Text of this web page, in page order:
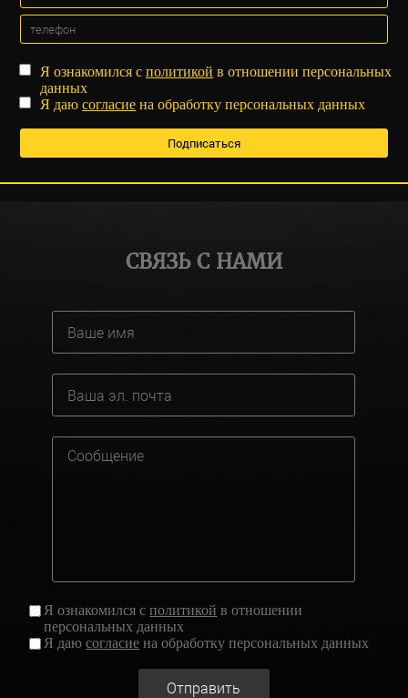
Я ознакомился сполитикой в отношении персональных
данных
Я даюсогласие на обработку персональных данных
СВЯЗЬ С НАМИ
Я ознакомился сполитикой в отношении
персональных данных
Я даюсогласие на обработку персональных данных
Отправить